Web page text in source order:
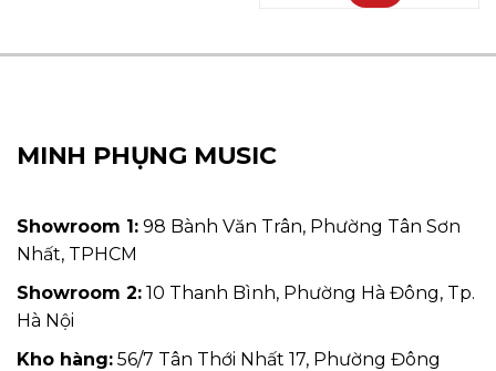
MINH PHỤNG MUSIC
Showroom 1: 98 Bành Văn Trân, Phường Tân Sơn
Nhất, TPHCM
Showroom 2: 10 Thanh Bình, Phường Hà Đông, Tp.
Hà Nội
Kho hàng: 56/7 Tân Thới Nhất 17, Phường Đông